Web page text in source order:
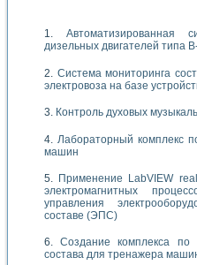
Автоматизированная
дизельных двигателей типа
Система мониторинга
электровоза на базе
Контроль духовых
Лабораторный комплекс
машин
Применение LabVIEW
электромагнитных
управления
составе (ЭПС)
Создание комплекса по
состава для тренажера